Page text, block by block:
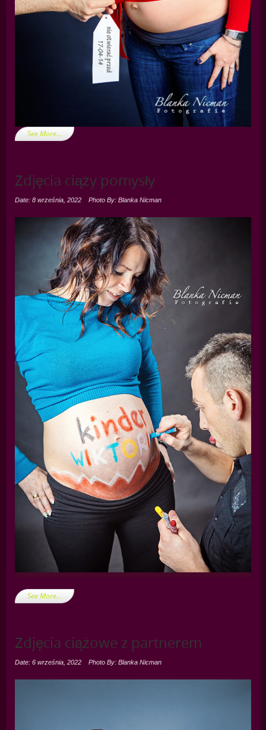
See More…
Zdjęcia ciąży pomysły
Date: 8 września, 2022 Photo By: Blanka Nicman
See More…
Zdjęcia ciążowe z partnerem
Date: 6 września, 2022 Photo By: Blanka Nicman